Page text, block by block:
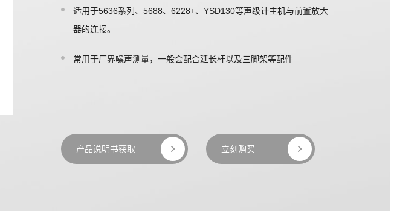
适用于5636系列、5688、6228+、YSD130等声级计主机与前置放大
器的连接。
常用于厂界噪声测量，一般会配合延长杆以及三脚架等配件
产品说明书获取 立刻购买